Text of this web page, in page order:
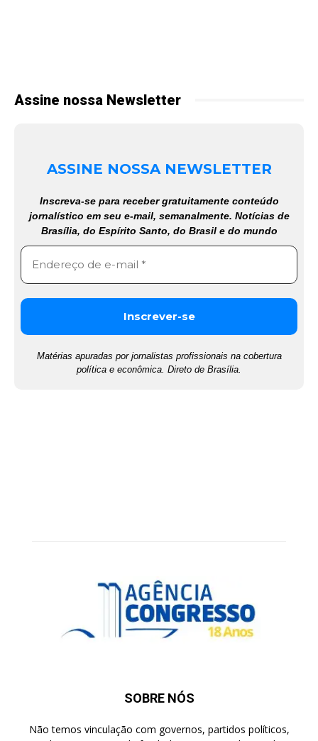
Assine nossa Newsletter
ASSINE NOSSA NEWSLETTER
Inscreva-se para receber gratuitamente conteúdo
jornalístico em seu e-mail, semanalmente. Notícias de
Brasília, do Espírito Santo, do Brasil e do mundo
Matérias apuradas por jornalistas profissionais na cobertura
política e econômica. Direto de Brasília.
SOBRE NÓS
Não temos vinculação com governos, partidos políticos,